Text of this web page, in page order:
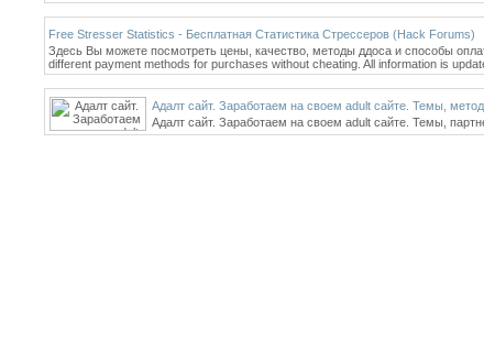
Free Stresser Statistics - Бесплатная Статистика Стрессеров (Hack Forums)
Здесь Вы можете посмотреть цены, качество, методы ддоса и способы
different payment methods for purchases without cheating. All information is
Адалт сайт. Заработаем на своем adult сайте. Темы,
Адалт сайт. Заработаем на своем adult сайте. Темы,